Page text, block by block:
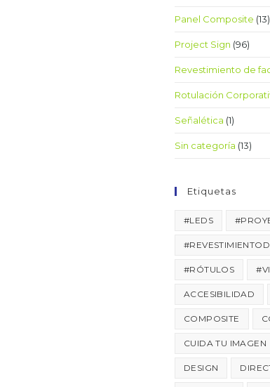
Panel Composite (13)
Project Sign (96)
Revestimiento de
Rotulación
Señalética (1)
Sin categoría (13)
Etiquetas
#LEDS
#RÓTULOS
ACCESIBILIDAD
COMPOSITE
CUIDA TU IMAGEN
DESIGN